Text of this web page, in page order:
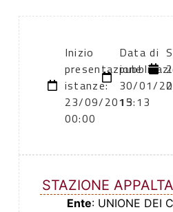
Inizio
presentazione
istanze:
23/09/2013
00:00
Data di
30/01/
15:13
STAZIONE
Ente: UNIONE DEI